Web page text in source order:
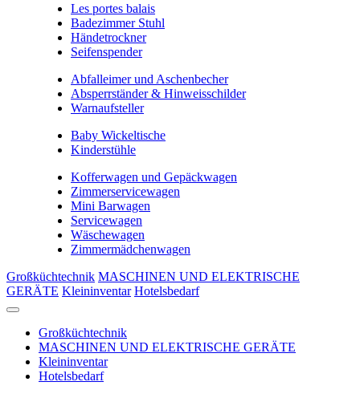
Les portes balais
Badezimmer Stuhl
Händetrockner
Seifenspender
Abfalleimer und Aschenbecher
Absperrständer & Hinweisschilder
Warnaufsteller
Baby Wickeltische
Kinderstühle
Kofferwagen und Gepäckwagen
Zimmerservicewagen
Mini Barwagen
Servicewagen
Wäschewagen
Zimmermädchenwagen
Großküchtechnik MASCHINEN UND ELEKTRISCHE
GERÄTE Kleininventar Hotelsbedarf
Großküchtechnik
MASCHINEN UND ELEKTRISCHE GERÄTE
Kleininventar
Hotelsbedarf